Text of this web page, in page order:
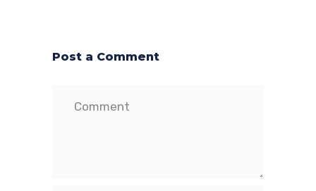
Post a Comment